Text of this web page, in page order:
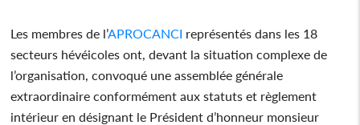
Les membres de l’APROCANCI représentés dans les 18
secteurs hévéicoles ont, devant la situation complexe de
l’organisation, convoqué une assemblée générale
extraordinaire conformément aux statuts et règlement
intérieur en désignant le Président d’honneur monsieur